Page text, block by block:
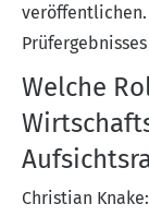
Welche
Christian